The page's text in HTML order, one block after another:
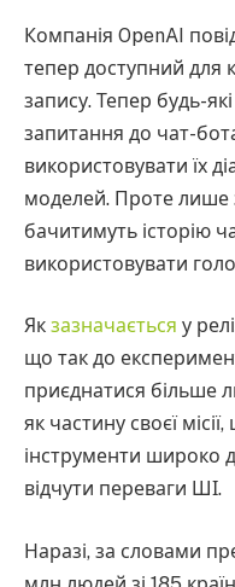
Компанія OpenAI
тепер доступний для
запису. Тепер будь-
запитання до чат-
використовувати їх
моделей. Проте лише
бачитимуть історію
використовувати
Як зазначається у
що так до
приєднатися більше
як частину своєї
інструменти широко
відчути переваги ШІ.
Наразі, за словами